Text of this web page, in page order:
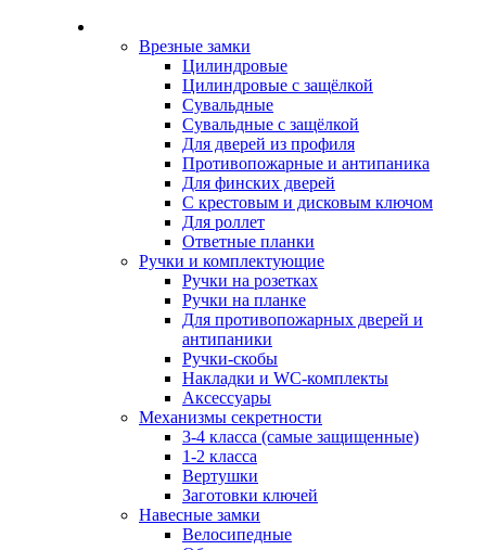
Врезные замки
Цилиндровые
Цилиндровые с защёлкой
Сувальдные
Сувальдные с защёлкой
Для дверей из профиля
Противопожарные и антипаника
Для финских дверей
С крестовым и дисковым ключом
Для роллет
Ответные планки
Ручки и комплектующие
Ручки на розетках
Ручки на планке
Для противопожарных дверей и
антипаники
Ручки-скобы
Накладки и WC-комплекты
Аксессуары
Механизмы секретности
3-4 класса (самые защищенные)
1-2 класса
Вертушки
Заготовки ключей
Навесные замки
Велосипедные